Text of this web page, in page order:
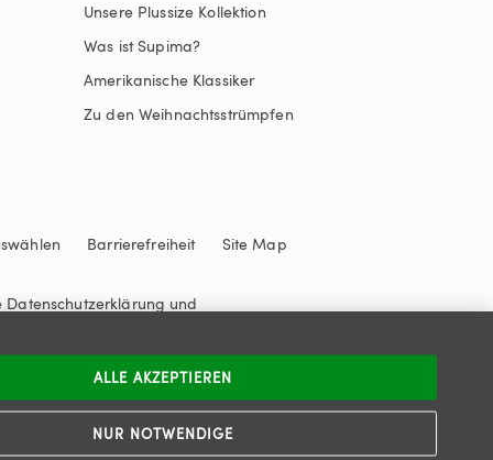
Unsere Plussize Kollektion
Was ist Supima?
Amerikanische Klassiker
Zu den Weihnachtsstrümpfen
Barrierefreiheit
Site Map
Datenschutzerklärung und
NUR NOTWENDIGE
ALLE AKZEPTIEREN